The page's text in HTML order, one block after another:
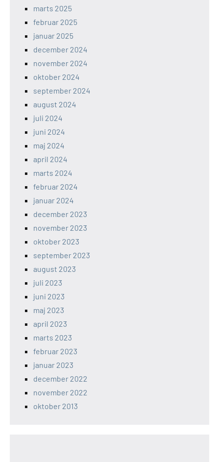
marts 2025
februar 2025
januar 2025
december 2024
november 2024
oktober 2024
september 2024
august 2024
juli 2024
juni 2024
maj 2024
april 2024
marts 2024
februar 2024
januar 2024
december 2023
november 2023
oktober 2023
september 2023
august 2023
juli 2023
juni 2023
maj 2023
april 2023
marts 2023
februar 2023
januar 2023
december 2022
november 2022
oktober 2013